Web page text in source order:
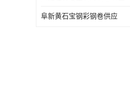
阜新黄石宝钢彩钢卷供应